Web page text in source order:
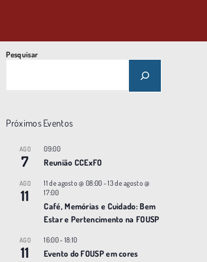
Pesquisar
Próximos Eventos
AGO
7
09:00
Reunião CCExFO
AGO
11
11 de agosto @ 08:00 -13 de agosto @
17:00
Café, Memórias e Cuidado: Bem
Estar e Pertencimento na FOUSP
AGO
11
16:00- 18:10
Evento do FOUSP em cores